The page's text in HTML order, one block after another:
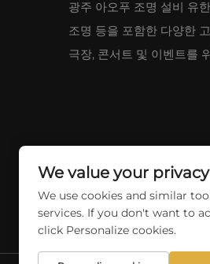
광주 아오푸 조명 설비 유
조명 등을 포함한 다양한
극장, 콘서트 및 이벤트를
We value your privacy
We use cookies and similar
services. If you don't want to
click Personalize cookies.